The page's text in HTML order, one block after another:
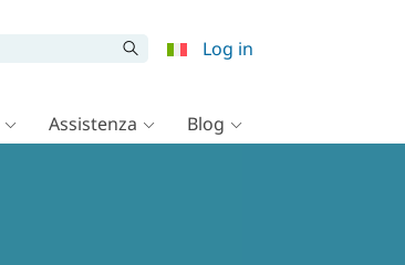
Log in
Assistenza Blog